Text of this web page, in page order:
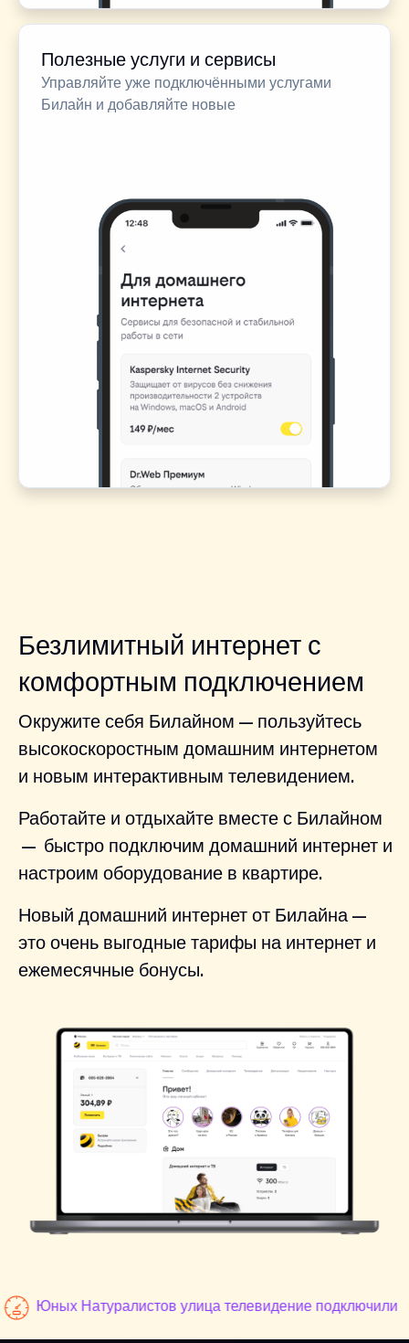
Полезные услуги и сервисы
Управляйте уже подключёнными услугами
Билайн и добавляйте новые
Безлимитный интернет с
комфортным подключением
Окружите себя Билайном — пользуйтесь
высокоскоростным домашним интернетом
и новым интерактивным телевидением.
Работайте и отдыхайте вместе с Билайном
— быстро подключим домашний интернет и
настроим оборудование в квартире.
Новый домашний интернет от Билайна —
это очень выгодные тарифы на интернет и
ежемесячные бонусы.
Юных Натуралистов улица телевидение подключили